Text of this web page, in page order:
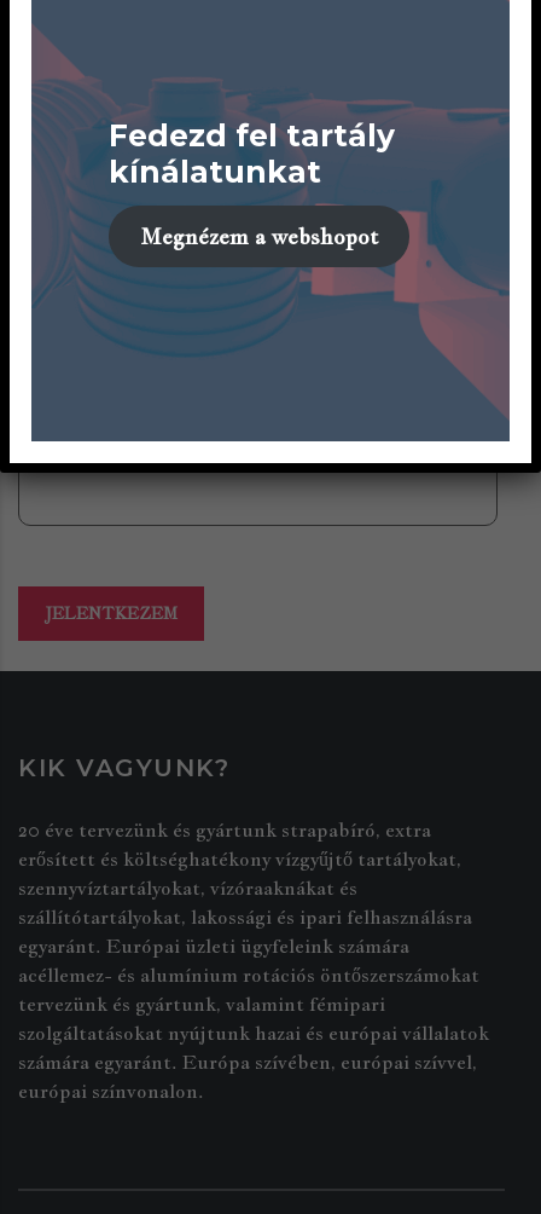
Pozíció, amire jelentkezik
Önéletrajz (PDF vagy Word, max. 5 MB)
Üzenet / kísérőszöveg
JELENTKEZEM
KIK VAGYUNK?
20 éve tervezünk és gyártunk strapabíró, extra
erősített és költséghatékony vízgyűjtő tartályokat,
szennyvíztartályokat, vízóraaknákat és
szállítótartályokat, lakossági és ipari felhasználásra
egyaránt. Európai üzleti ügyfeleink számára
acéllemez- és alumínium rotációs öntőszerszámokat
tervezünk és gyártunk, valamint fémipari
szolgáltatásokat nyújtunk hazai és európai vállalatok
számára egyaránt. Európa szívében, európai szívvel,
európai színvonalon.
Fedezd fel tartály
kínálatunkat
Megnézem a webshopot